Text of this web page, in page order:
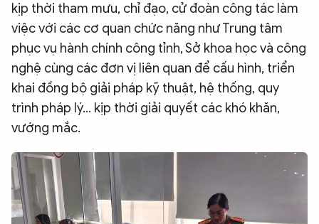
ĐA PHƯƠNG TIỆN
eMagazine
Podcast
Video Ảnh
Infographic
Chuyên trang An ninh thế giới
Chuyên đề
kịp thời tham mưu, chỉ đạo, cử đoàn công tác làm
việc với các cơ quan chức năng như Trung tâm
phục vụ hành chính công tỉnh, Sở khoa học và công
nghệ cùng các đơn vị liên quan để cấu hình, triển
khai đồng bộ giải pháp kỹ thuật, hệ thống, quy
trình pháp lý... kịp thời giải quyết các khó khăn,
vướng mắc.